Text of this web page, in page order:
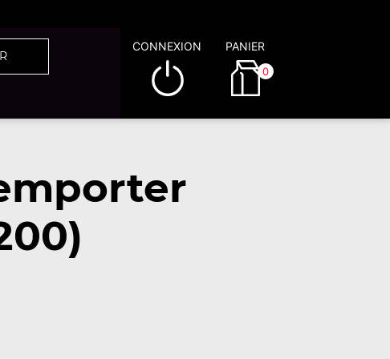
CONNEXION PANIER
0